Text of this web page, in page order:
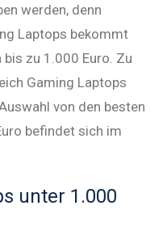
werden, denn
Laptops bekommt
zu 1.000 Euro. Zu
Gaming Laptops
von den besten
befindet sich im
unter 1.000